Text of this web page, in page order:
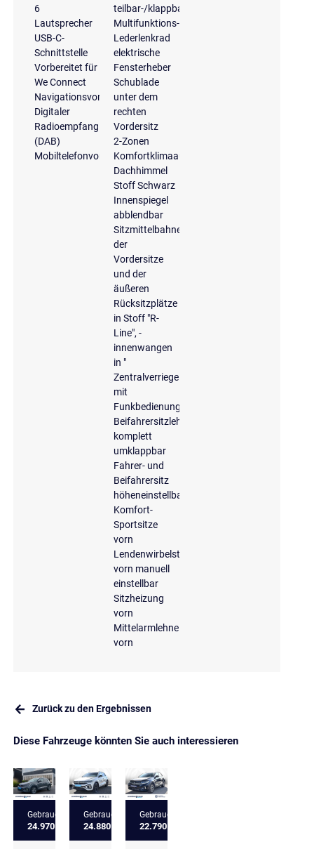
6
Lautsprecher
USB-C-
Schnittstelle
Vorbereitet für
We Connect
Navigationsvorbereitung
Digitaler
Radioempfang
(DAB)
Mobiltelefonvorbereitung
teilbar-/klappbar
Multifunktions-
Lederlenkrad
elektrische
Fensterheber
Schublade
unter dem
rechten
Vordersitz
2-Zonen
Komfortklimaautomatik
Dachhimmel
Stoff Schwarz
Innenspiegel
abblendbar
Sitzmittelbahnen
der
Vordersitze
und der
äußeren
Rücksitzplätze
in Stoff "R-
Line", -
innenwangen
in "
Zentralverriegelung
mit
Funkbedienung
Beifahrersitzlehne
komplett
umklappbar
Fahrer- und
Beifahrersitz
höheneinstellbar
Komfort-
Sportsitze
vorn
Lendenwirbelstütze
vorn manuell
einstellbar
Sitzheizung
vorn
Mittelarmlehne
vorn
Zurück zu den Ergebnissen
Diese Fahrzeuge könnten Sie auch interessieren
Gebrauchtfahrzeug
24.970 €
Gebrauchtfahrzeug
24.880 €
Gebrauchtfahrzeug
22.790 €